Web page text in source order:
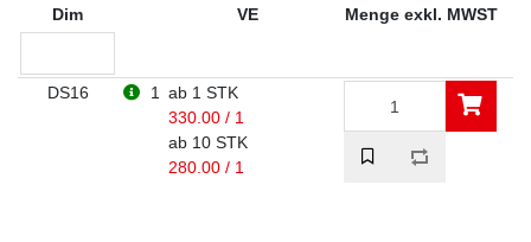
Dim VE
Menge exkl. MWST
DS16 1
ab 1 STK
330.00 / 1
ab 10 STK
280.00 / 1